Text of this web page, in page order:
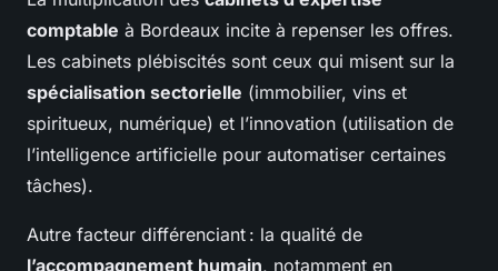
comptable à Bordeaux incite à repenser les offres.
Les cabinets plébiscités sont ceux qui misent sur la
spécialisation sectorielle (immobilier, vins et
spiritueux, numérique) et l’innovation (utilisation de
l’intelligence artificielle pour automatiser certaines
tâches).
Autre facteur différenciant : la qualité de
l’accompagnement humain, notamment en